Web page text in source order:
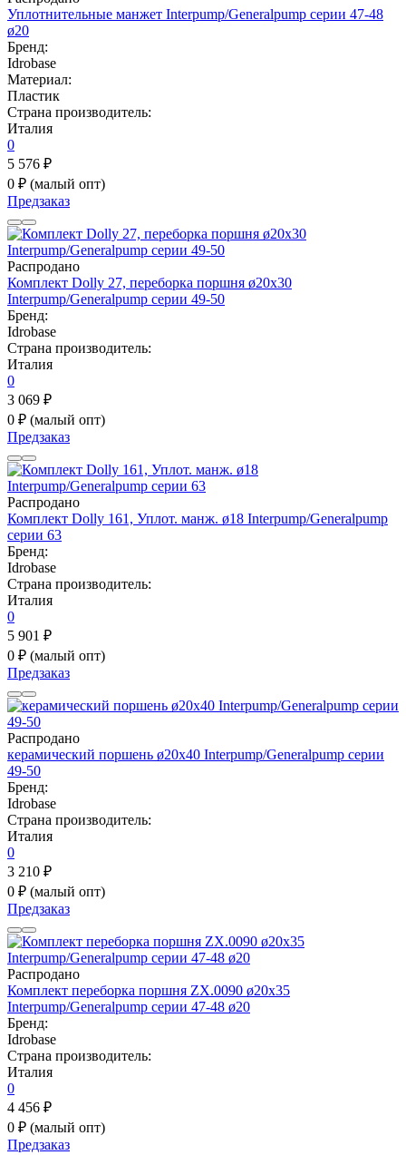
Уплотнительные манжет Interpump/Generalpump серии 47-48
ø20
Бренд:
Idrobase
Материал:
Пластик
Страна производитель:
Италия
0
5 576 ₽
0 ₽ (малый опт)
Предзаказ
Распродано
Комплект Dolly 27, переборка поршня ø20x30
Interpump/Generalpump серии 49-50
Бренд:
Idrobase
Страна производитель:
Италия
0
3 069 ₽
0 ₽ (малый опт)
Предзаказ
Распродано
Комплект Dolly 161, Уплот. манж. ø18 Interpump/Generalpump
серии 63
Бренд:
Idrobase
Страна производитель:
Италия
0
5 901 ₽
0 ₽ (малый опт)
Предзаказ
Распродано
керамический поршень ø20x40 Interpump/Generalpump серии
49-50
Бренд:
Idrobase
Страна производитель:
Италия
0
3 210 ₽
0 ₽ (малый опт)
Предзаказ
Распродано
Комплект переборка поршня ZX.0090 ø20x35
Interpump/Generalpump серии 47-48 ø20
Бренд:
Idrobase
Страна производитель:
Италия
0
4 456 ₽
0 ₽ (малый опт)
Предзаказ